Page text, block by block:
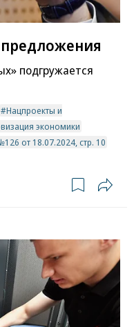
подгружается
Нацпроекты и
экономики
от 18.07.2024, стр. 10